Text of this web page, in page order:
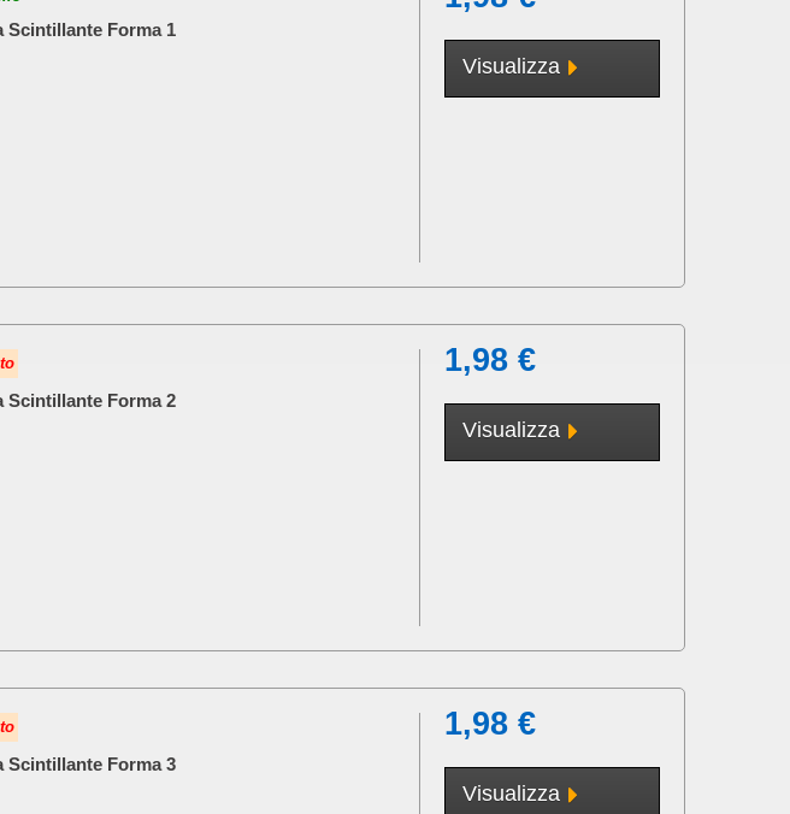
Scintillante Forma 1
Visualizza
Scintillante Forma 2
1,98 €
Visualizza
Scintillante Forma 3
1,98 €
Visualizza